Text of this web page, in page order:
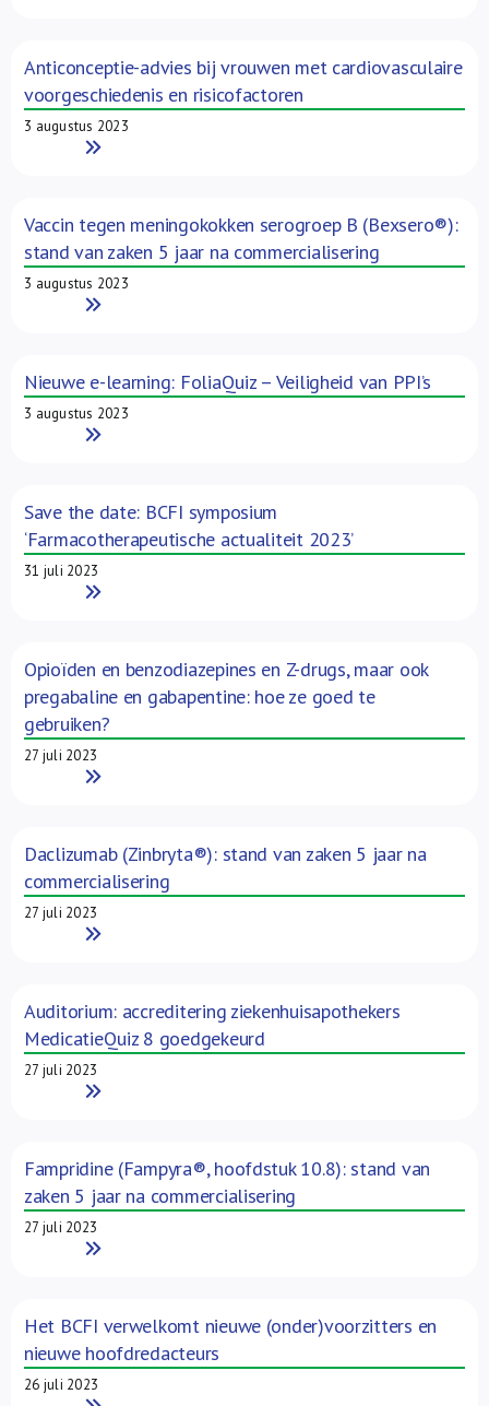
Anticonceptie-advies bij vrouwen met cardiovasculaire
voorgeschiedenis en risicofactoren
3 augustus 2023
Read More
Vaccin tegen meningokokken serogroep B (Bexsero®):
stand van zaken 5 jaar na commercialisering
3 augustus 2023
Read More
Nieuwe e-learning: FoliaQuiz – Veiligheid van PPI’s
3 augustus 2023
Read More
Save the date: BCFI symposium
‘Farmacotherapeutische actualiteit 2023’
31 juli 2023
Read More
Opioïden en benzodiazepines en Z-drugs, maar ook
pregabaline en gabapentine: hoe ze goed te
gebruiken?
27 juli 2023
Read More
Daclizumab (Zinbryta®): stand van zaken 5 jaar na
commercialisering
27 juli 2023
Read More
Auditorium: accreditering ziekenhuisapothekers
MedicatieQuiz 8 goedgekeurd
27 juli 2023
Read More
Fampridine (Fampyra®, hoofdstuk 10.8): stand van
zaken 5 jaar na commercialisering
27 juli 2023
Read More
Het BCFI verwelkomt nieuwe (onder)voorzitters en
nieuwe hoofdredacteurs
26 juli 2023